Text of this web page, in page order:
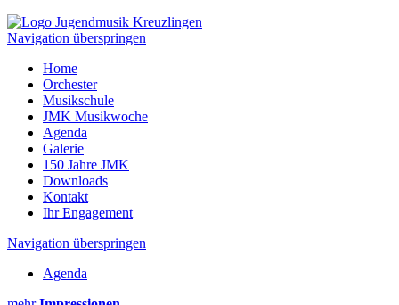
Navigation überspringen
Home
Orchester
Musikschule
JMK Musikwoche
Agenda
Galerie
150 Jahre JMK
Downloads
Kontakt
Ihr Engagement
Navigation überspringen
Agenda